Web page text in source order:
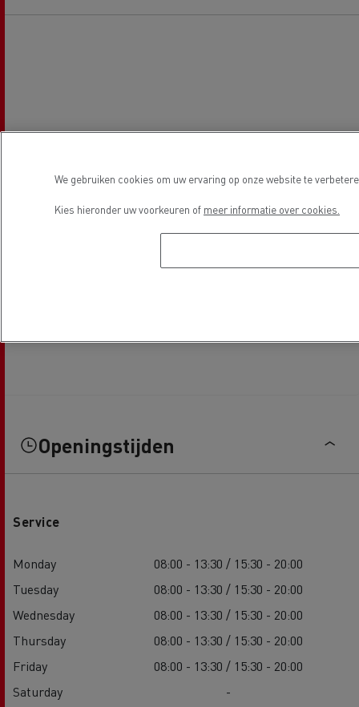
Openingstijden
Service
Monday
08:00 - 13:30 / 15:30 - 20:00
Tuesday
08:00 - 13:30 / 15:30 - 20:00
Wednesday
08:00 - 13:30 / 15:30 - 20:00
Thursday
08:00 - 13:30 / 15:30 - 20:00
Friday
08:00 - 13:30 / 15:30 - 20:00
Saturday
-
We gebruiken cookies om uw ervaring op onze website te
Kies hieronder uw voorkeuren of meer informatie over cookies.